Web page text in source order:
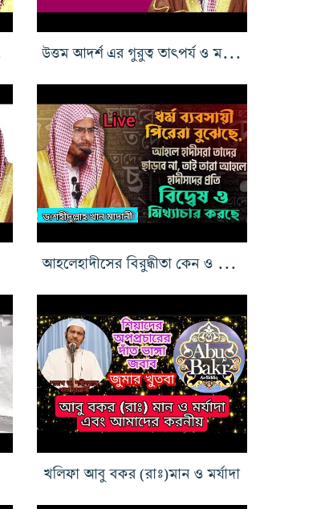
উত্তম আদর্শ এর গুরুত্ব তাৎপর্য ও মর্যাদা
খলিফা আবু বকর (রাঃ)মান ও মর্যাদা